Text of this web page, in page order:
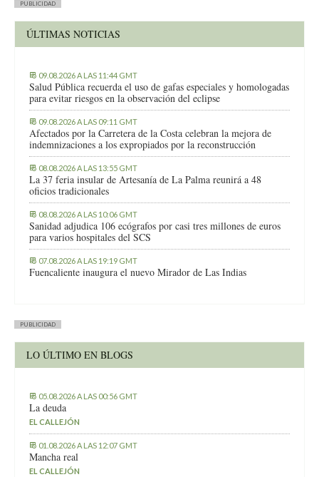
PUBLICIDAD
ÚLTIMAS NOTICIAS
09.08.2026 A LAS 11:44 GMT
Salud Pública recuerda el uso de gafas especiales y homologadas
para evitar riesgos en la observación del eclipse
09.08.2026 A LAS 09:11 GMT
Afectados por la Carretera de la Costa celebran la mejora de
indemnizaciones a los expropiados por la reconstrucción
08.08.2026 A LAS 13:55 GMT
La 37 feria insular de Artesanía de La Palma reunirá a 48
oficios tradicionales
08.08.2026 A LAS 10:06 GMT
Sanidad adjudica 106 ecógrafos por casi tres millones de euros
para varios hospitales del SCS
07.08.2026 A LAS 19:19 GMT
Fuencaliente inaugura el nuevo Mirador de Las Indias
PUBLICIDAD
LO ÚLTIMO EN BLOGS
05.08.2026 A LAS 00:56 GMT
La deuda
EL CALLEJÓN
01.08.2026 A LAS 12:07 GMT
Mancha real
EL CALLEJÓN